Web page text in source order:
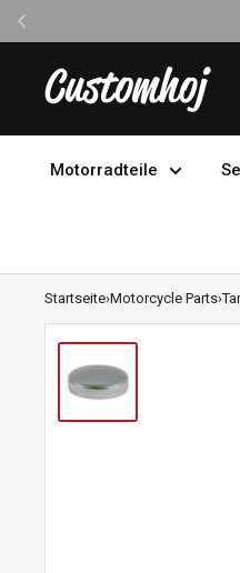
Customhoj
Motorradteile
Startseite›Motorcycle Parts›